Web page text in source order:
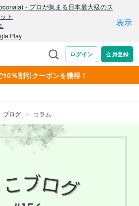
％割引クーポンを獲得！
ブログ コラム